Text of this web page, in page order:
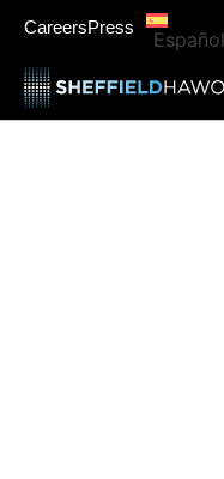
CareersPress
Español